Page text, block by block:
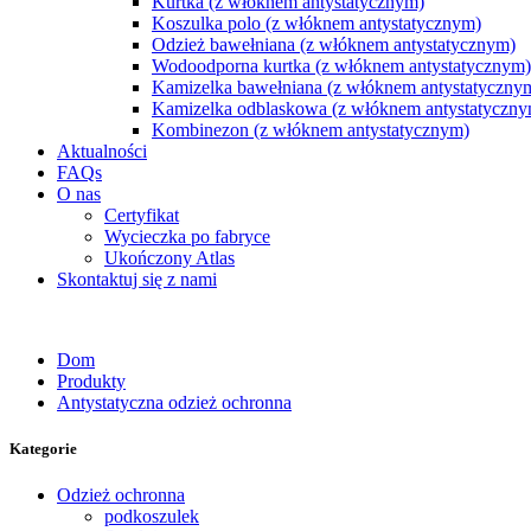
Koszulka polo (z włóknem antystatycznym)
Odzież bawełniana (z włóknem antystatycznym)
Wodoodporna kurtka (z włóknem antystatycznym)
Kamizelka bawełniana (z włóknem
Kamizelka odblaskowa (z włóknem
Kombinezon (z włóknem antystatycznym)
Aktualności
FAQs
O nas
Certyfikat
Wycieczka po fabryce
Ukończony Atlas
Skontaktuj się z nami
Dom
Produkty
Antystatyczna odzież ochronna
Kategorie
Odzież ochronna
podkoszulek